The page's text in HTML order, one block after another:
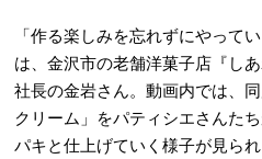
「作る楽しみを忘れずにやって
は、金沢市の老舗洋菓子店『し
社長の金岩さん。動画内では、
クリーム」をパティシエさんた
パキと仕上げていく様子が見られ